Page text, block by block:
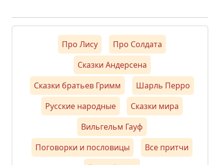
Про Лису
Про Солдата
Сказки Андерсена
Сказки братьев Гримм
Шарль Перро
Русские народные
Сказки мира
Вильгельм Гауф
Поговорки и пословицы
Все притчи